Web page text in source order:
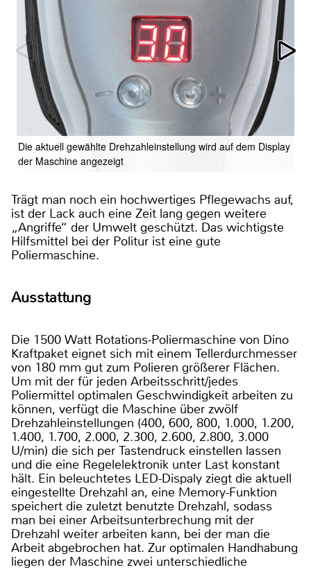
Die aktuell gewählte Drehzahleinstellung wird auf dem Display
der Maschine angezeigt
Trägt man noch ein hochwertiges Pflegewachs auf,
ist der Lack auch eine Zeit lang gegen weitere
„Angriffe“ der Umwelt geschützt. Das wichtigste
Hilfsmittel bei der Politur ist eine gute
Poliermaschine.
Ausstattung
Die 1500 Watt Rotations-Poliermaschine von Dino
Kraftpaket eignet sich mit einem Tellerdurchmesser
von 180 mm gut zum Polieren größerer Flächen.
Um mit der für jeden Arbeitsschritt/jedes
Poliermittel optimalen Geschwindigkeit arbeiten zu
können, verfügt die Maschine über zwölf
Drehzahleinstellungen (400, 600, 800, 1.000, 1.200,
1.400, 1.700, 2.000, 2.300, 2.600, 2.800, 3.000
U/min) die sich per Tastendruck einstellen lassen
und die eine Regelelektronik unter Last konstant
hält. Ein beleuchtetes LED-Dispaly ziegt die aktuell
eingestellte Drehzahl an, eine Memory-Funktion
speichert die zuletzt benutzte Drehzahl, sodass
man bei einer Arbeitsunterbrechung mit der
Drehzahl weiter arbeiten kann, bei der man die
Arbeit abgebrochen hat. Zur optimalen Handhabung
liegen der Maschine zwei unterschiedliche